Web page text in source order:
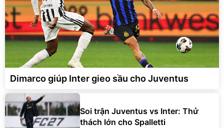
Dimarco giúp Inter gieo sầu cho Juventus
Soi trận Juventus vs Inter: Thử
thách lớn cho Spalletti